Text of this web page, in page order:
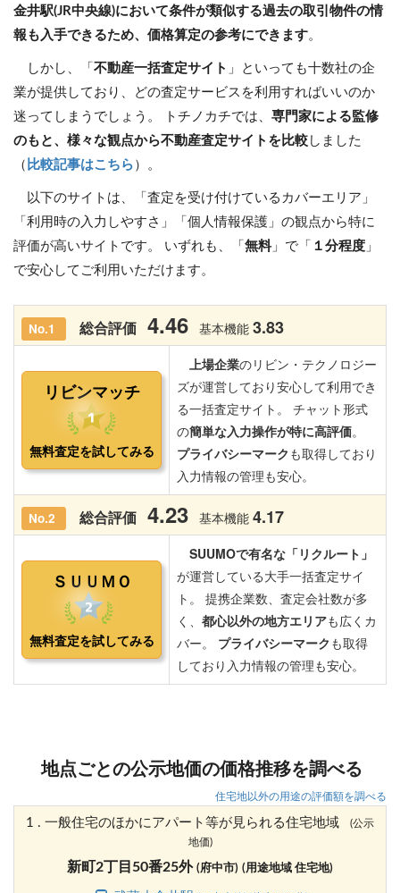
金井駅(JR中央線)において条件が類似する過去の取引物件の情
報も入手できるため、価格算定の参考にできます。
しかし、「 不動産一括査定サイト 」といっても十数社の企
業が提供しており、どの査定サービスを利用すればいいのか
迷ってしまうでしょう。 トチノカチでは、 専門家による監修
のもと、様々な観点から不動産査定サイトを比較 しました
（ 比較記事はこちら ）。
以下のサイトは、「査定を受け付けているカバーエリア」
「利用時の入力しやすさ」「個人情報保護」の観点から特に
評価が高いサイトです。 いずれも、「 無料」で「 １分程度 」
で安心してご利用いただけます。
地点ごとの公示地価の価格推移を調べる
住宅地以外の用途の評価額を調べる
1 . 一般住宅のほかにアパート等が見られる住宅地域
(公示
地価)
新町2丁目50番25外 (府中市) (用途地域 住宅地)